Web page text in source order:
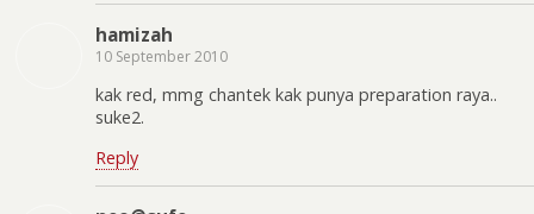
hamizah
10 September 2010
kak red, mmg chantek kak punya preparation raya..
suke2.
Reply